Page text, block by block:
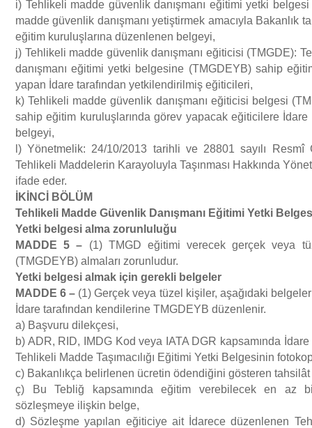
i) Tehlikeli madde güvenlik danışmanı eğitimi yetki
madde güvenlik danışmanı yetiştirmek amacıyla Bakanlık
eğitim kuruluşlarına düzenlenen belgeyi,
j) Tehlikeli madde güvenlik danışmanı eğiticisi (TMGDE):
danışmanı eğitimi yetki belgesine (TMGDEYB) sahip
yapan İdare tarafından yetkilendirilmiş eğiticileri,
k) Tehlikeli madde güvenlik danışmanı eğiticisi belgesi
sahip eğitim kuruluşlarında görev yapacak eğiticilere İdare
belgeyi,
l) Yönetmelik: 24/10/2013 tarihli ve 28801 sayılı Resmî
Tehlikeli Maddelerin Karayoluyla Taşınması Hakkında
ifade eder.
K NC BÖLÜ M
Tehlikeli Madde Güvenlik Danışmanı Eğitimi Yetki
Yetki belgesi alma zorunluluğu
MADDE 5– (1) TMGD eğitimi verecek gerçek veya
(TMGDEYB) almaları zorunludur.
Yetki belgesi almak için gerekli belgeler
MADDE 6– (1) Gerçek veya tüzel kişiler, aşağıdaki
İdare tarafından kendilerine TMGDEYB düzenlenir.
a) Başvuru dilekçesi,
b) ADR, RID, IMDG Kod veya IATA DGR kapsamında
Tehlikeli Madde Taşımacılığı Eğitimi Yetki Belgesinin
c) Bakanlıkça belirlenen ücretin ödendiğini gösteren
ç) Bu Tebliğ kapsamında eğitim verebilecek en az
sözleşmeye ilişkin belge,
d) Sözleşme yapılan eğiticiye ait İdarece düzenlenen